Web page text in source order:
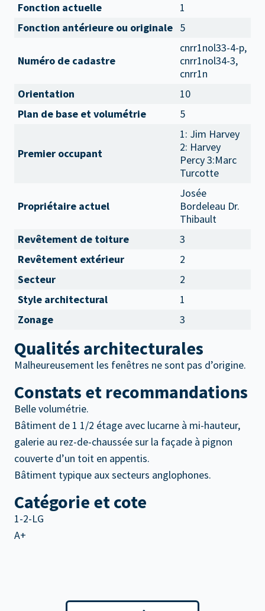
Fonction actuelle
1
Fonction antérieure ou originale 5
Numéro de cadastre
cnrr1nol33-4-p,
cnrr1nol34-3,
cnrr1n
Orientation
10
Plan de base et volumétrie
5
Premier occupant
1: Jim Harvey
2: Harvey
Percy 3:Marc
Turcotte
Propriétaire actuel
Josée
Bordeleau Dr.
Thibault
Revêtement de toiture
3
Revêtement extérieur
2
Secteur
2
Style architectural
1
Zonage
3
Qualités architecturales
Malheureusement les fenêtres ne sont pas d’origine.
Constats et recommandations
Belle volumétrie.
Bâtiment de 1 1/2 étage avec lucarne à mi-hauteur,
galerie au rez-de-chaussée sur la façade à pignon
couverte d’un toit en appentis.
Bâtiment typique aux secteurs anglophones.
Catégorie et cote
1-2-LG
A+